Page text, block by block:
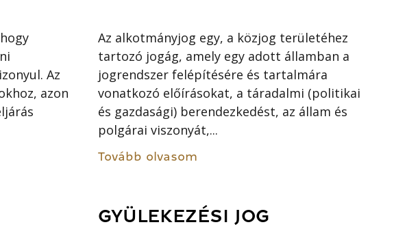
Az
azon
Az alkotmányjog egy, a közjog területéhez
tartozó jogág, amely egy adott államban a
jogrendszer felépítésére és tartalmára
vonatkozó előírásokat, a táradalmi (politikai
és gazdasági) berendezkedést, az állam és
polgárai viszonyát,...
Tovább olvasom
GYÜLEKEZÉSI JOG